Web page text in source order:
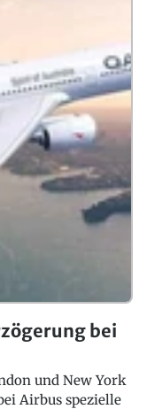
bei
und New York
Airbus spezielle